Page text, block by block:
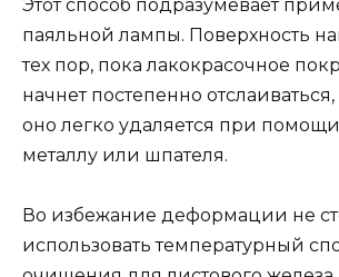
Этот способ подразумевает
паяльной лампы. Поверхность
тех пор, пока лакокрасочное
начнет постепенно
оно легко удаляется при
металлу или шпателя.
Во избежание деформации не
использовать температурный